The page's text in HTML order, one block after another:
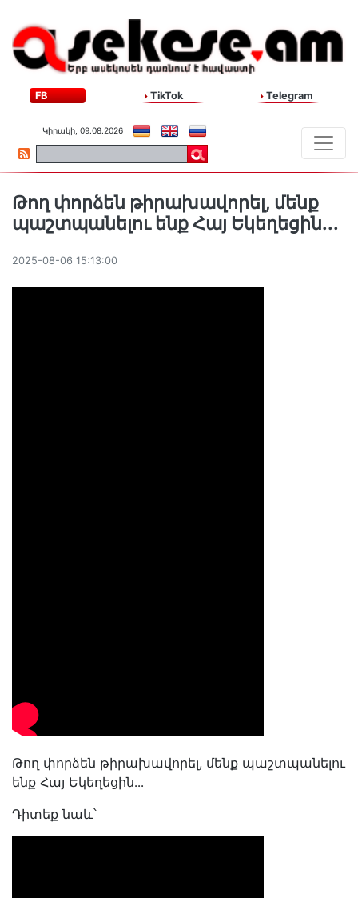
FB TikTok Telegram
Կիրակի, 09.08.2026
Թող փորձեն թիրախավորել, մենք
պաշտպանելու ենք Հայ Եկեղեցին․․․
2025-08-06 15:13:00
Թող փորձեն թիրախավորել, մենք պաշտպանելու
ենք Հայ Եկեղեցին․․․
Դիտեք նաև՝